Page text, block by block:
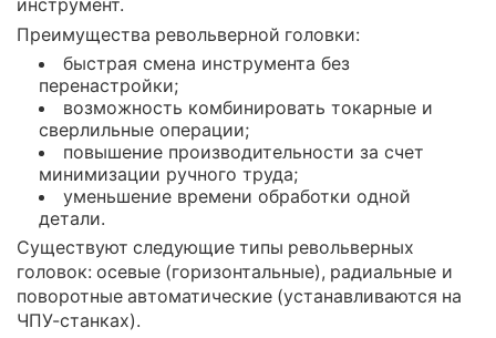
инструмент.
Преимущества револьверной головки:
быстрая смена инструмента без
перенастройки;
возможность комбинировать токарные и
сверлильные операции;
повышение производительности за счет
минимизации ручного труда;
уменьшение времени обработки одной
детали.
Существуют следующие типы револьверных
головок: осевые (горизонтальные), радиальные и
поворотные автоматические (устанавливаются на
ЧПУ-станках).